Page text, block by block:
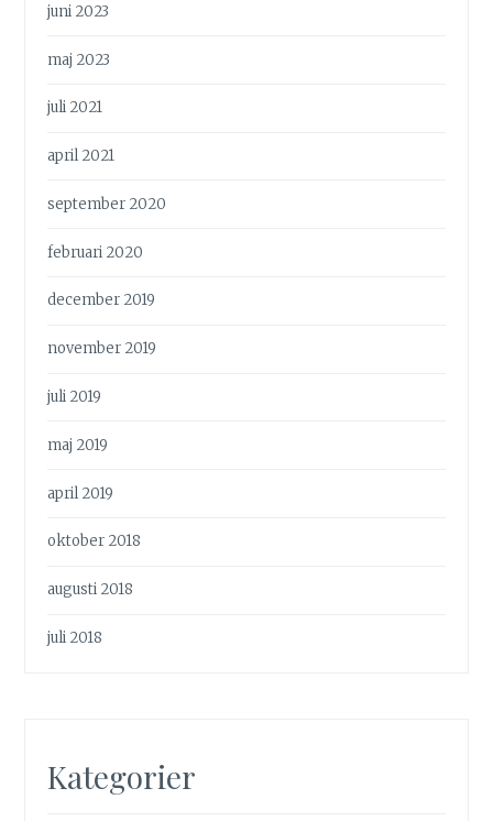
juni 2023
maj 2023
juli 2021
april 2021
september 2020
februari 2020
december 2019
november 2019
juli 2019
maj 2019
april 2019
oktober 2018
augusti 2018
juli 2018
Kategorier